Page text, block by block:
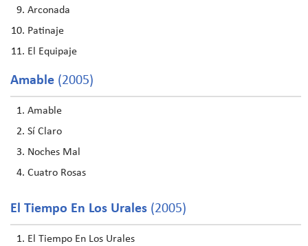
Arconada
Patinaje
El Equipaje
Amable (2005)
Amable
Sí Claro
Noches Mal
Cuatro Rosas
El Tiempo En Los Urales (2005)
El Tiempo En Los Urales